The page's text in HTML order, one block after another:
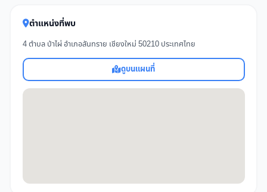
ตำแหน่งที่พบ
4 ตำบล ป่าไผ่ อำเภอสันทราย เชียงใหม่ 50210 ประเทศไทย
ดูบนแผนที่